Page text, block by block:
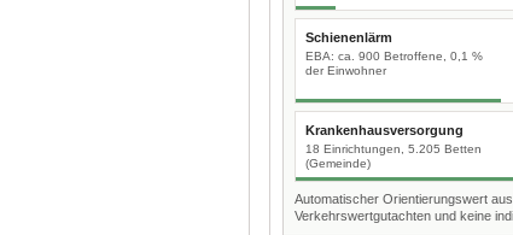
Schienenlärm
EBA: ca. 900 Betroffene, 0,1 %
der Einwohner
Krankenhausversorgung
18 Einrichtungen, 5.205 Betten
(Gemeinde)
Automatischer Orientierungswert
Verkehrswertgutachten und keine